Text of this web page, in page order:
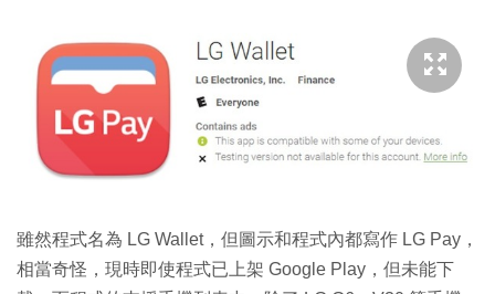
雖然程式名為 LG Wallet，但圖示和程式內都寫作 LG Pay，
相當奇怪，現時即使程式已上架 Google Play，但未能下